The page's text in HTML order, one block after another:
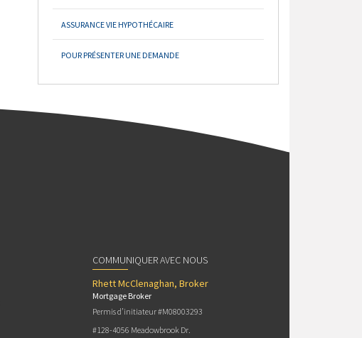
ASSURANCE VIE HYPOTHÉCAIRE
POUR PRÉSENTER UNE DEMANDE
COMMUNIQUER AVEC NOUS
Rhett McClenaghan, Broker
Mortgage Broker
Permis d’initiateur #M08003293
#128-4056 Meadowbrook Dr.